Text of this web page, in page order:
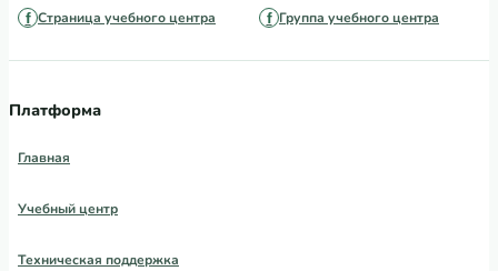
Страница учебного центра Группа учебного центра
Платформа
Главная
Учебный центр
Техническая поддержка